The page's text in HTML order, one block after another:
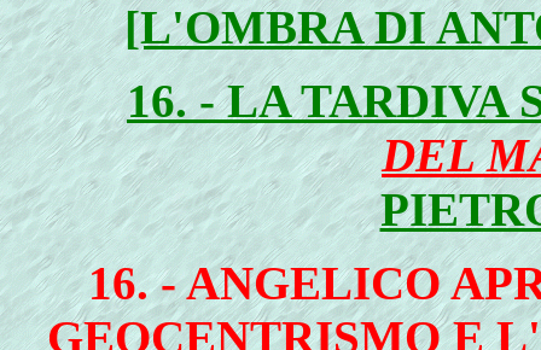
[L'OMBRA DI
16. - LA TARDIVA
DEL
16. - ANGELICO
GEOCENTRISMO E